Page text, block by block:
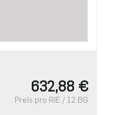
632,88 €
Preis pro RIE / 12 BG